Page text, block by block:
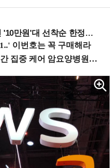
만원'대 선착순 한정판매!